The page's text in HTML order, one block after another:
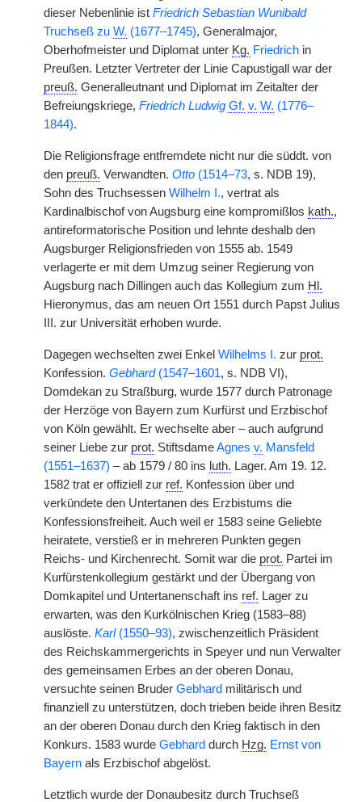
dieser Nebenlinie ist Friedrich Sebastian Wunibald
Truchseß zu W. (1677–1745), Generalmajor,
Oberhofmeister und Diplomat unter Kg. Friedrich in
Preußen. Letzter Vertreter der Linie Capustigall war der
preuß. Generalleutnant und Diplomat im Zeitalter der
Befreiungskriege, Friedrich Ludwig Gf. v. W. (1776–
1844).
Die Religionsfrage entfremdete nicht nur die süddt. von
den preuß. Verwandten. Otto (1514–73, s. NDB 19),
Sohn des Truchsessen Wilhelm I., vertrat als
Kardinalbischof von Augsburg eine kompromißlos kath.,
antireformatorische Position und lehnte deshalb den
Augsburger Religionsfrieden von 1555 ab. 1549
verlagerte er mit dem Umzug seiner Regierung von
Augsburg nach Dillingen auch das Kollegium zum Hl.
Hieronymus, das am neuen Ort 1551 durch Papst Julius
III. zur Universität erhoben wurde.
Dagegen wechselten zwei Enkel Wilhelms I. zur prot.
Konfession. Gebhard(1547–1601, s. NDB VI),
Domdekan zu Straßburg, wurde 1577 durch Patronage
der Herzöge von Bayern zum Kurfürst und Erzbischof
von Köln gewählt. Er wechselte aber – auch aufgrund
seiner Liebe zur prot. StiftsdameAgnes v. Mansfeld
(1551–1637) – ab 1579 / 80 ins luth. Lager. Am 19. 12.
1582 trat er offiziell zur ref. Konfession über und
verkündete den Untertanen des Erzbistums die
Konfessionsfreiheit. Auch weil er 1583 seine Geliebte
heiratete, verstieß er in mehreren Punkten gegen
Reichs- und Kirchenrecht. Somit war die prot. Partei im
Kurfürstenkollegium gestärkt und der Übergang von
Domkapitel und Untertanenschaft ins ref. Lager zu
erwarten, was den Kurkölnischen Krieg (1583–88)
auslöste. Karl(1550–93), zwischenzeitlich Präsident
des Reichskammergerichts in Speyer und nun Verwalter
des gemeinsamen Erbes an der oberen Donau,
versuchte seinen Bruder Gebhard militärisch und
finanziell zu unterstützen, doch trieben beide ihren Besitz
an der oberen Donau durch den Krieg faktisch in den
Konkurs. 1583 wurde Gebhard durch Hzg. Ernst von
Bayern als Erzbischof abgelöst.
Letztlich wurde der Donaubesitz durch Truchseß